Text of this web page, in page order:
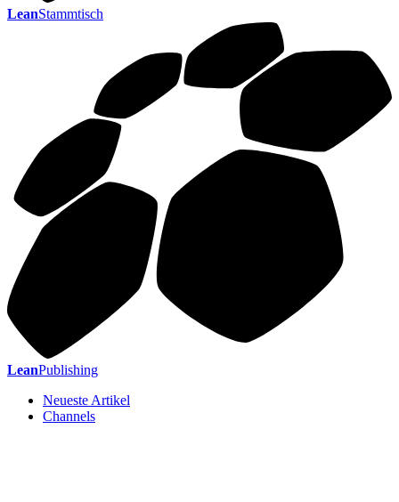
LeanStammtisch
LeanPublishing
Neueste Artikel
Channels